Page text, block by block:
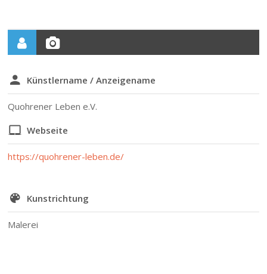
Künstlername / Anzeigename
Quohrener Leben e.V.
Webseite
https://quohrener-leben.de/
Kunstrichtung
Malerei